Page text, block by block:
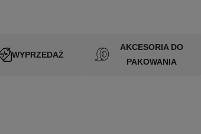
WYPRZEDAŻ
AKCESORIA DO
PAKOWANIA